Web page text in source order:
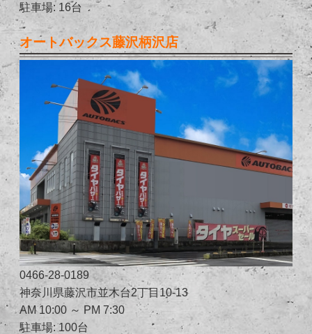
駐車場: 16台
オートバックス藤沢柄沢店
0466-28-0189
神奈川県藤沢市並木台2丁目10-13
AM 10:00 ～ PM 7:30
駐車場: 100台